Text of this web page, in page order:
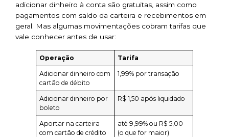
adicionar dinheiro à conta são gratuitas, assim como
pagamentos com saldo da carteira e recebimentos em
geral. Mas algumas movimentações cobram tarifas que
vale conhecer antes de usar:
Operação Tarifa
Adicionar dinheiro com
cartão de débito
1,99% por transação
Adicionar dinheiro por
boleto
R$ 1,50 após liquidado
Aportar na carteira
com cartão de crédito
até 9,99% ou R$ 5,00
(o que for maior)